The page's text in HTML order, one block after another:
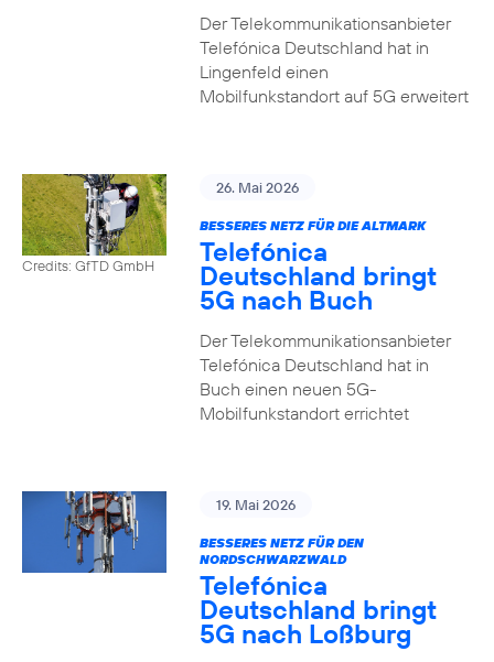
Der Telekommunikationsanbieter
Telefónica Deutschland hat in
Lingenfeld einen
Mobilfunkstandort auf 5G erweitert
Credits: GfTD GmbH
26. Mai 2026
BESSERES NETZ FÜR DIE ALTMARK
Telefónica
Deutschland bringt
5G nach Buch
Der Telekommunikationsanbieter
Telefónica Deutschland hat in
Buch einen neuen 5G-
Mobilfunkstandort errichtet
19. Mai 2026
BESSERES NETZ FÜR DEN
NORDSCHWARZWALD
Telefónica
Deutschland bringt
5G nach Loßburg